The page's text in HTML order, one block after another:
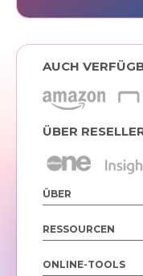
AUCH
ÜBER
ÜBER
RESSOURCEN
ONLINE-TOOLS